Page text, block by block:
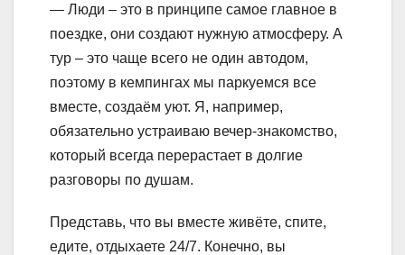
— Люди – это в принципе самое главное в
поездке, они создают нужную атмосферу. А
тур – это чаще всего не один автодом,
поэтому в кемпингах мы паркуемся все
вместе, создаём уют. Я, например,
обязательно устраиваю вечер-знакомство,
который всегда перерастает в долгие
разговоры по душам.
Представь, что вы вместе живёте, спите,
едите, отдыхаете 24/7. Конечно, вы